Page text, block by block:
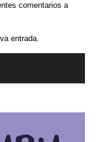
comentarios a
entrada.